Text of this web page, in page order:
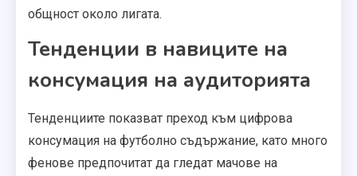
общност около лигата.
Тенденции в навиците на
консумация на аудиторията
Тенденциите показват преход към цифрова
консумация на футболно съдържание, като много
фенове предпочитат да гледат мачове на